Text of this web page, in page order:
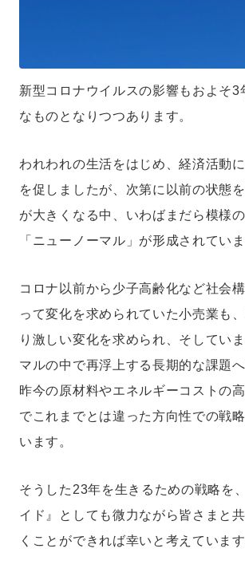
新型コロナウイルスの影響もおよそ3
なものとなりつつあります。
われわれの生活をはじめ、経済活動
を促しましたが、次第に以前の状態
が大きくなる中、いわばまだら模様
「ニューノーマル」が形成されていま
コロナ以前から少子高齢化など社会
って変化を求められていた小売業も
り激しい変化を求められ、そしてい
マルの中で再浮上する長期的な課題
昨今の原材料やエネルギーコストの
でこれまでとは違った方向性での戦
います。
そうした23年を生きるための戦略を
イド』としても微力ながら皆さまと
くことができれば幸いと考えています